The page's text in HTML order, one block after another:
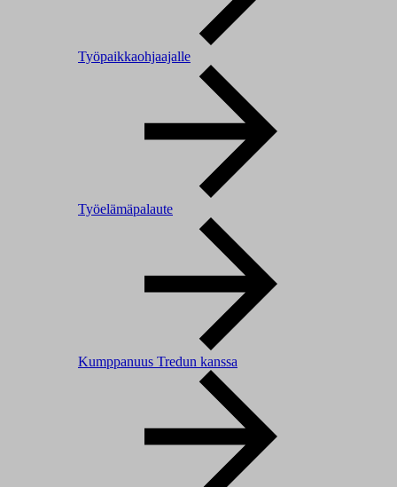
Työpaikkaohjaajalle
Työelämäpalaute
Kumppanuus Tredun kanssa